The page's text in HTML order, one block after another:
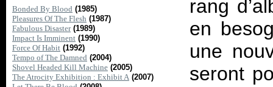
Bonded By Blood (1985)
Pleasures Of The Flesh (1987)
Fabulous Disaster (1989)
Impact Is Imminent (1990)
Force Of Habit (1992)
Tempo of The Damned (2004)
Shovel Headed Kill Machine (2005)
The Atrocity Exhibition : Exhibit A (2007)
rang
en
une
seront